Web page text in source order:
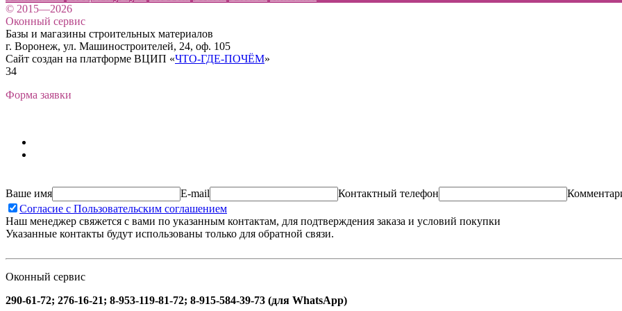
© 2015—2026
Оконный сервис
Базы и магазины строительных материалов
г. Воронеж, ул. Машиностроителей, 24, оф. 105
Сайт создан на платформе ВЦИП «ЧТО-ГДЕ-ПОЧЁМ»
34
Форма заявки
Ваше имя E-mail Контактный телефон
Согласие с Пользовательским соглашением
Наш менеджер свяжется с вами по указанным контактам, для подтверждения заказа и условий покупки
Указанные контакты будут использованы только для обратной связи.
Оконный сервис
290-61-72; 276-16-21; 8-953-119-81-72; 8-915-584-39-73 (для WhatsApp)